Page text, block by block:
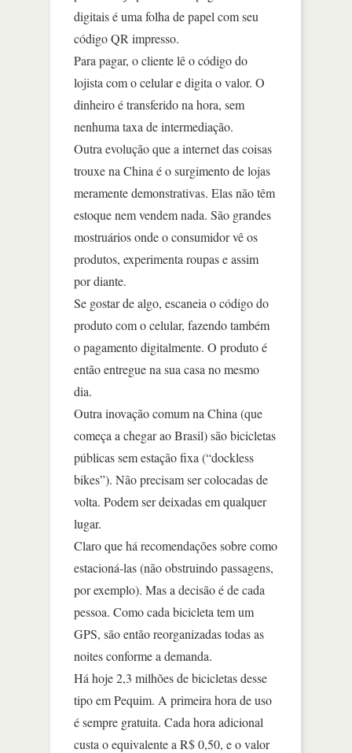
digitais é uma folha de papel com seu
código QR impresso.
Para pagar, o cliente lê o código do
lojista com o celular e digita o valor. O
dinheiro é transferido na hora, sem
nenhuma taxa de intermediação.
Outra evolução que a internet das coisas
trouxe na China é o surgimento de lojas
meramente demonstrativas. Elas não têm
estoque nem vendem nada. São grandes
mostruários onde o consumidor vê os
produtos, experimenta roupas e assim
por diante.
Se gostar de algo, escaneia o código do
produto com o celular, fazendo também
o pagamento digitalmente. O produto é
então entregue na sua casa no mesmo
dia.
Outra inovação comum na China (que
começa a chegar ao Brasil) são bicicletas
públicas sem estação fixa (“dockless
bikes”). Não precisam ser colocadas de
volta. Podem ser deixadas em qualquer
lugar.
Claro que há recomendações sobre como
estacioná-las (não obstruindo passagens,
por exemplo). Mas a decisão é de cada
pessoa. Como cada bicicleta tem um
GPS, são então reorganizadas todas as
noites conforme a demanda.
Há hoje 2,3 milhões de bicicletas desse
tipo em Pequim. A primeira hora de uso
é sempre gratuita. Cada hora adicional
custa o equivalente a R$ 0,50, e o valor